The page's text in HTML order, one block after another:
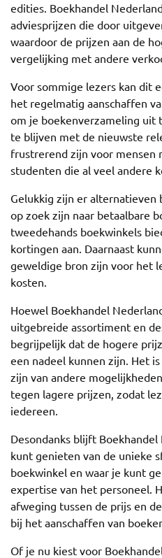
edities. Boekhandel
adviesprijzen die door
waardoor de prijzen aan de
vergelijking met andere
Voor sommige lezers kan dit
het regelmatig aanschaffen
om je boekenverzameling uit
te blijven met de nieuwste
frustrerend zijn voor
studenten die al veel andere
Gelukkig zijn er alternatieven
op zoek zijn naar betaalbare
tweedehands boekwinkels
kortingen aan. Daarnaast
geweldige bron zijn voor het
kosten.
Hoewel Boekhandel
uitgebreide assortiment en
begrijpelijk dat de hogere
een nadeel kunnen zijn. Het
zijn van andere
tegen lagere prijzen, zodat
iedereen.
Desondanks blijft
kunt genieten van de unieke
boekwinkel en waar je kunt
expertise van het personeel.
afweging tussen de prijs en
bij het aanschaffen van
Of je nu kiest voor